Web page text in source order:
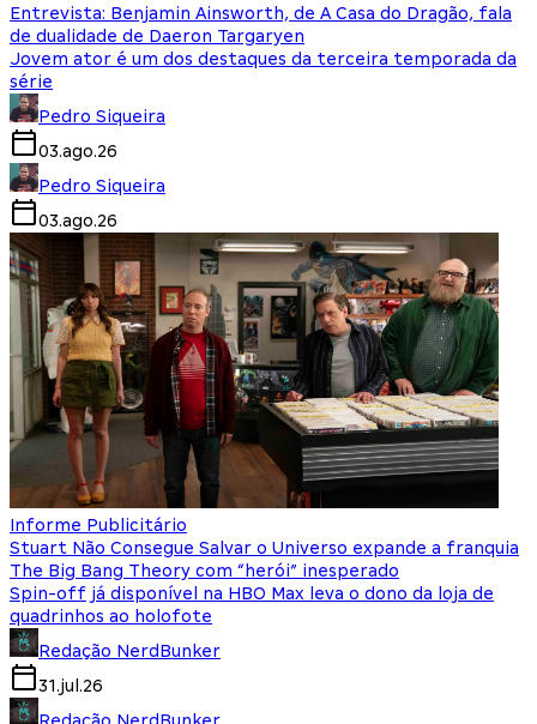
Entrevista: Benjamin Ainsworth, de A Casa do Dragão, fala
de dualidade de Daeron Targaryen
Jovem ator é um dos destaques da terceira temporada da
série
Pedro Siqueira
03.ago.26
Pedro Siqueira
03.ago.26
Informe Publicitário
Stuart Não Consegue Salvar o Universo expande a franquia
The Big Bang Theory com “herói” inesperado
Spin-off já disponível na HBO Max leva o dono da loja de
quadrinhos ao holofote
Redação NerdBunker
31.jul.26